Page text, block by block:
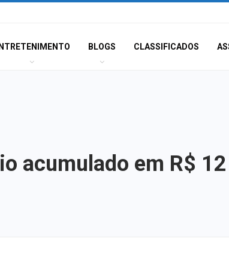
BLOGS CLASSIFICADOS
acumulado em R$